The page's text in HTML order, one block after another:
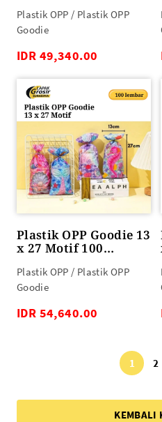
Plastik OPP / Plastik OPP
Goodie
IDR 49,340.00
Plastik OPP Goodie 13
x 27 Motif 100
Plastik OPP / Plastik OPP
Goodie
IDR 54,640.00
1 2
KEMBALI